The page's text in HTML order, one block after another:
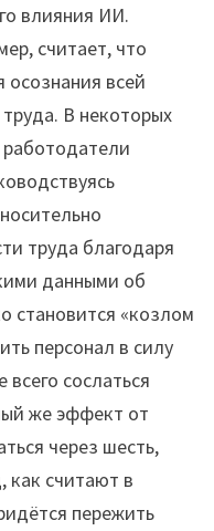
влияния ИИ.
считает, что
осознания всей
В некоторых
работодатели
труда благодаря
данными об
становится «козлом
персонал в силу
сослаться
же эффект от
через шесть,
как считают в
пережить